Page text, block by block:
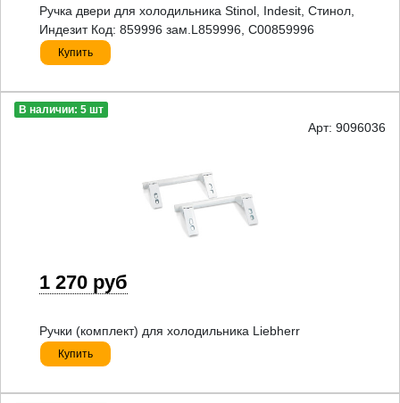
Ручка двери для холодильника Stinol, Indesit, Стинол,
Индезит Код: 859996 зам.L859996, C00859996
Купить
В наличии: 5 шт
Арт: 9096036
1 270 руб
Ручки (комплект) для холодильника Liebherr
Купить